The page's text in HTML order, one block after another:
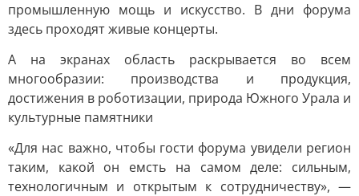
промышленную мощь и искусство. В дни форума
здесь проходят живые концерты.
А на экранах область раскрывается во всем
многообразии: производства и продукция,
достижения в роботизации, природа Южного Урала и
культурные памятники
«Для нас важно, чтобы гости форума увидели регион
таким, какой он емсть на самом деле: сильным,
технологичным и открытым к сотрудничеству», —